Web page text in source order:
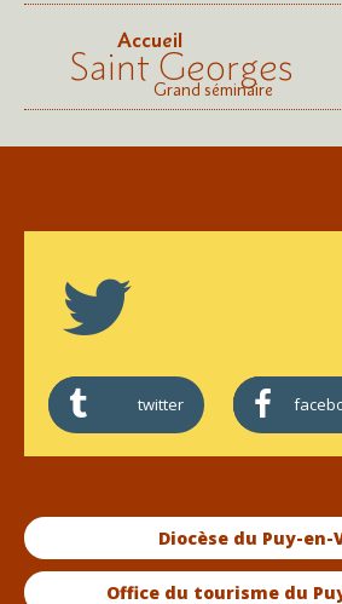
Accueil
Saint Georges
Grand séminaire
twitter
Diocèse du Puy-en-
Office du tourisme du